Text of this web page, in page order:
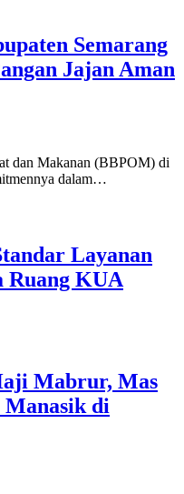
Semarang
Jajan Aman
dan Makanan (BBPOM) di
dalam…
Layanan
Ruang KUA
Mabrur, Mas
di